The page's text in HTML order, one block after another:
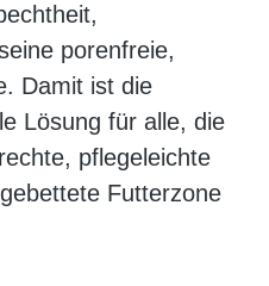
porenfreie,
Damit ist die
Lösung für alle, die
pflegeleichte
Futterzone